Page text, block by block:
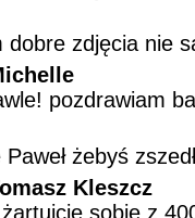
dobre zdjęcia nie
pozdrawiam
żebyś
Kleszcz
sobie z